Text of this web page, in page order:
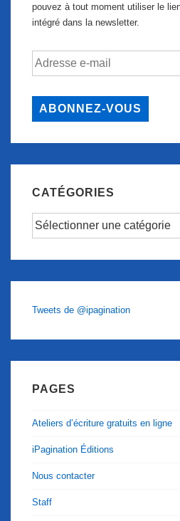
pouvez à tout moment utiliser le
intégré dans la newsletter.
Adresse
ABONNEZ-VOUS
CATÉGORIES
Catégories
Tweets de @ipagination
PAGES
Ateliers d’écriture gratuits en ligne
iPagination Éditions
Nous contacter
Staff